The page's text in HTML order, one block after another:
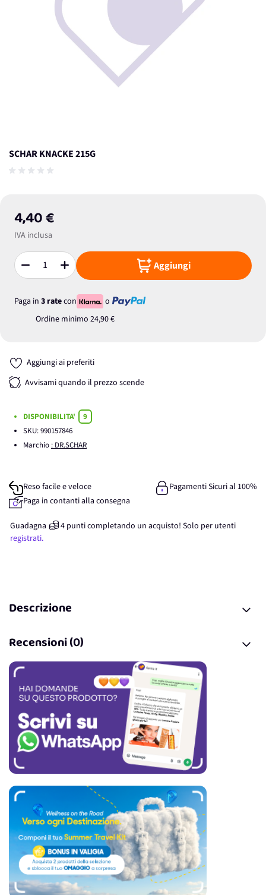
SCHAR KNACKE 215G
4,40 €
IVA inclusa
Quantità Aggiungi
Paga in 3 ratecon
o
Ordine minimo 24,90 €
Aggiungi ai preferiti
Avvisami quando il prezzo scende
DISPONIBILITA'
9
SKU:990157846
Marchio : DR.SCHAR
Reso facile e veloce
Pagamenti Sicuri al 100%
Paga in contanti alla consegna
Guadagna 4 punticompletando un acquisto! Solo per utenti
registrati.
Descrizione
Recensioni (0)